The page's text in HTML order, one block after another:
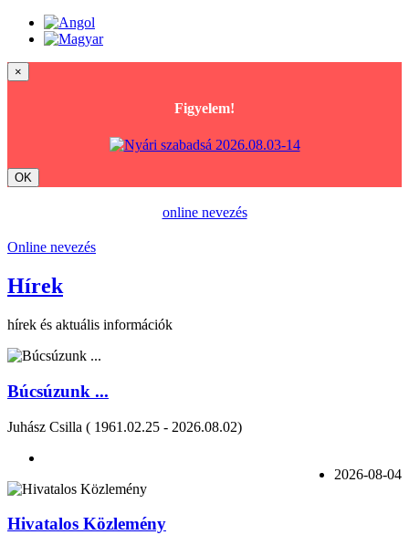
×
Figyelem!
OK
online nevezés
Online nevezés
Hírek
hírek és aktuális információk
Búcsúzunk ...
Juhász Csilla ( 1961.02.25 - 2026.08.02)
2026-08-04
Hivatalos Közlemény